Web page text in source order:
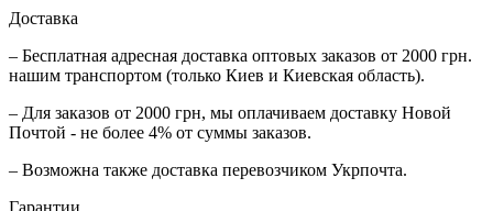
Доставка
– Бесплатная адресная доставка оптовых заказов от 2000 грн.
нашим транспортом (только Киев и Киевская область).
– Для заказов от 2000 грн, мы оплачиваем доставку Новой
Почтой - не более 4% от суммы заказов.
– Возможна также доставка перевозчиком Укрпочта.
Гарантии